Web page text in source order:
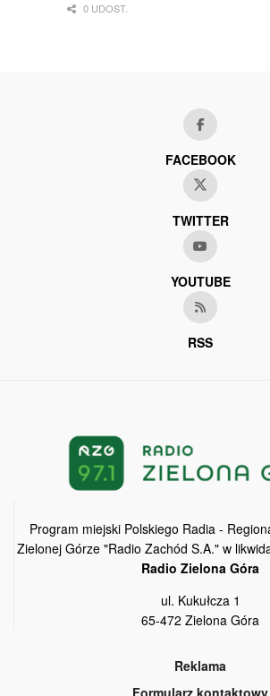
0 UDOST.
FACEBOOK
TWITTER
YOUTUBE
RSS
Program miejski Polskiego Radia -
Zielonej Górze "Radio Zachód S.A." w
Radio Zielona Góra
ul. Kukułcza 1
65-472 Zielona Góra
Reklama